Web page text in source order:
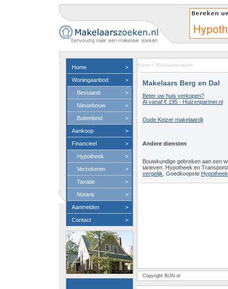
Home >
Woningaanbod >
Bestaand >
Nieuwbouw >
Buitenland >
Aankoop >
Financieel >
Hypotheek >
Verzekeren >
Taxatie >
Notaris >
Aanmelden >
Contact >
Home > Makelaarszoeken
Makelaars Berg en Dal
Beter uw huis verkopen?
Al vanaf € 195 - Huizenpartner.nl
Oude Keizer makelaardij
Andere diensten
Bouwkundige gebreken aan een
tarieven. Hypotheek en
vergelijk . Goedkoopste
Copyright BIJN.nl